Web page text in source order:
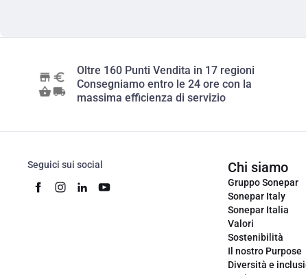
Oltre 160 Punti Vendita in 17 regioni
Consegniamo entro le 24 ore con la
massima efficienza di servizio
Seguici sui social Chi siamo
Gruppo Sonepar
Sonepar Italy
Sonepar Italia
Valori
Sostenibilità
Il nostro Purpose
Diversità e